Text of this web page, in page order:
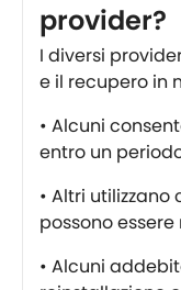
provider?
I diversi
e il recupero in
• Alcuni
entro un
• Altri utilizzano
possono essere
• Alcuni